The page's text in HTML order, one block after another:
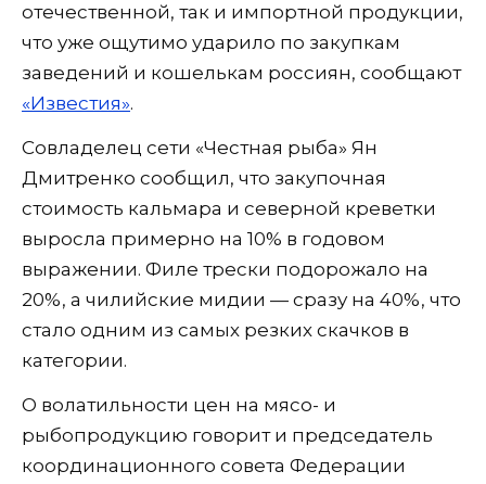
отечественной, так и импортной продукции,
что уже ощутимо ударило по закупкам
заведений и кошелькам россиян, сообщают
«Известия».
Совладелец сети «Честная рыба» Ян
Дмитренко сообщил, что закупочная
стоимость кальмара и северной креветки
выросла примерно на 10% в годовом
выражении. Филе трески подорожало на
20%, а чилийские мидии — сразу на 40%, что
стало одним из самых резких скачков в
категории.
О волатильности цен на мясо- и
рыбопродукцию говорит и председатель
координационного совета Федерации